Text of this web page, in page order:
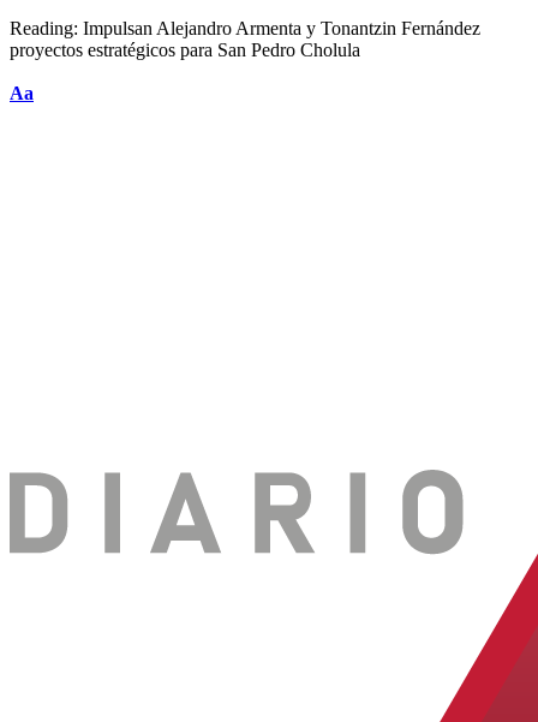
Reading: Impulsan Alejandro Armenta y Tonantzin Fernández
proyectos estratégicos para San Pedro Cholula
Aa